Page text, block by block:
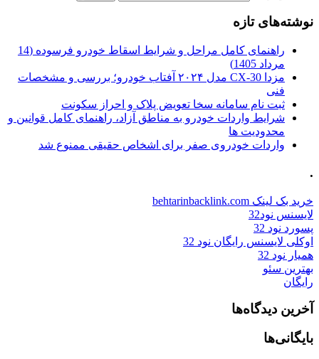
نوشته‌های تازه
راهنمای کامل مراحل و شرایط اسقاط خودرو فرسوده (14
مرداد 1405)
مزدا CX-30 مدل ۲۰۲۴ آفتاب خودرو؛ بررسی و مشخصات
فنی
ثبت نام سامانه سخا تعویض پلاک و احراز سکونت
شرایط واردات خودرو به مناطق آزاد، راهنمای کامل قوانین و
محدودیت ها
واردات خودروی صفر برای اشخاص حقیقی ممنوع شد
.
خرید بک لینک behtarinbacklink.com
لایسنس نود32
پسورد نود 32
اوکلی لایسنس رایگان نود 32
همیار نود 32
بهترین سئو
رایگان
آخرین دیدگاه‌ها
بایگانی‌ها